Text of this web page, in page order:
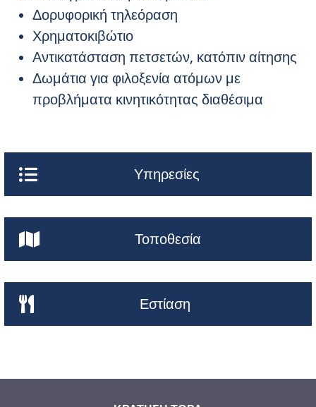
Δορυφορική τηλεόραση
Χρηματοκιβώτιο
Αντικατάσταση πετσετών, κατόπιν αίτησης
Δωμάτια για φιλοξενία ατόμων με
προβλήματα κινητικότητας διαθέσιμα
Υπηρεσίες
Τοποθεσία
Εστίαση